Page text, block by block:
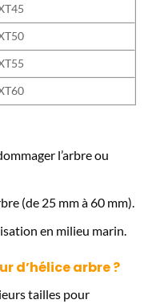
l’arbre ou
(de 25 mm à 60 mm).
en milieu marin.
d’hélice arbre ?
tailles pour